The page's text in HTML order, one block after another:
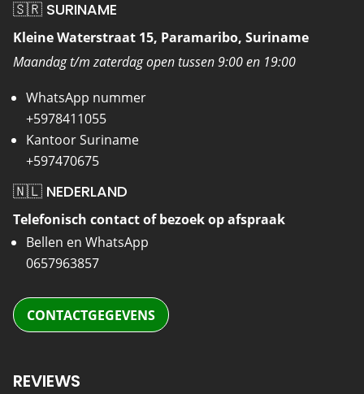
🇸🇷 SURINAME
Kleine Waterstraat 15, Paramaribo, Suriname
Maandag t/m zaterdag open tussen 9:00 en 19:00
WhatsApp nummer
+5978411055
Kantoor Suriname
+597470675
🇳🇱 NEDERLAND
Telefonisch contact of bezoek op afspraak
Bellen en WhatsApp
0657963857
CONTACTGEGEVENS
REVIEWS